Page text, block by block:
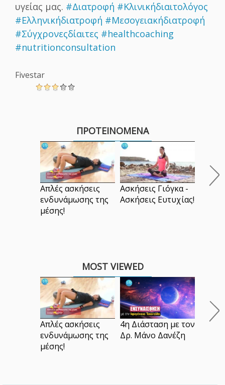
υγείας μας. #Διατροφή #Κλινικήδιαιτολόγος
#Ελληνικήδιατροφή #Μεσογειακήδιατροφή
#Σύγχρονεςδίαιτες #healthcoaching
#nutritionconsultation
Fivestar
ΠΡΟΤΕΙΝΟΜΕΝΑ
Απλές ασκήσεις
ενδυνάμωσης της
μέσης!
Ασκήσεις Γιόγκα -
Ασκήσεις Ευτυχίας!
MOST VIEWED
Απλές ασκήσεις
ενδυνάμωσης της
μέσης!
4η Διάσταση με τον
Δρ. Μάνο Δανέζη